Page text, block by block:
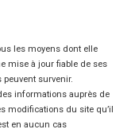
les moyens dont elle
mise à jour fiable de ses
survenir.
informations auprès de
modifications du site qu’il
en aucun cas